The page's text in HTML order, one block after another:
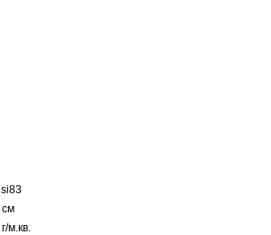
см
м.кв.